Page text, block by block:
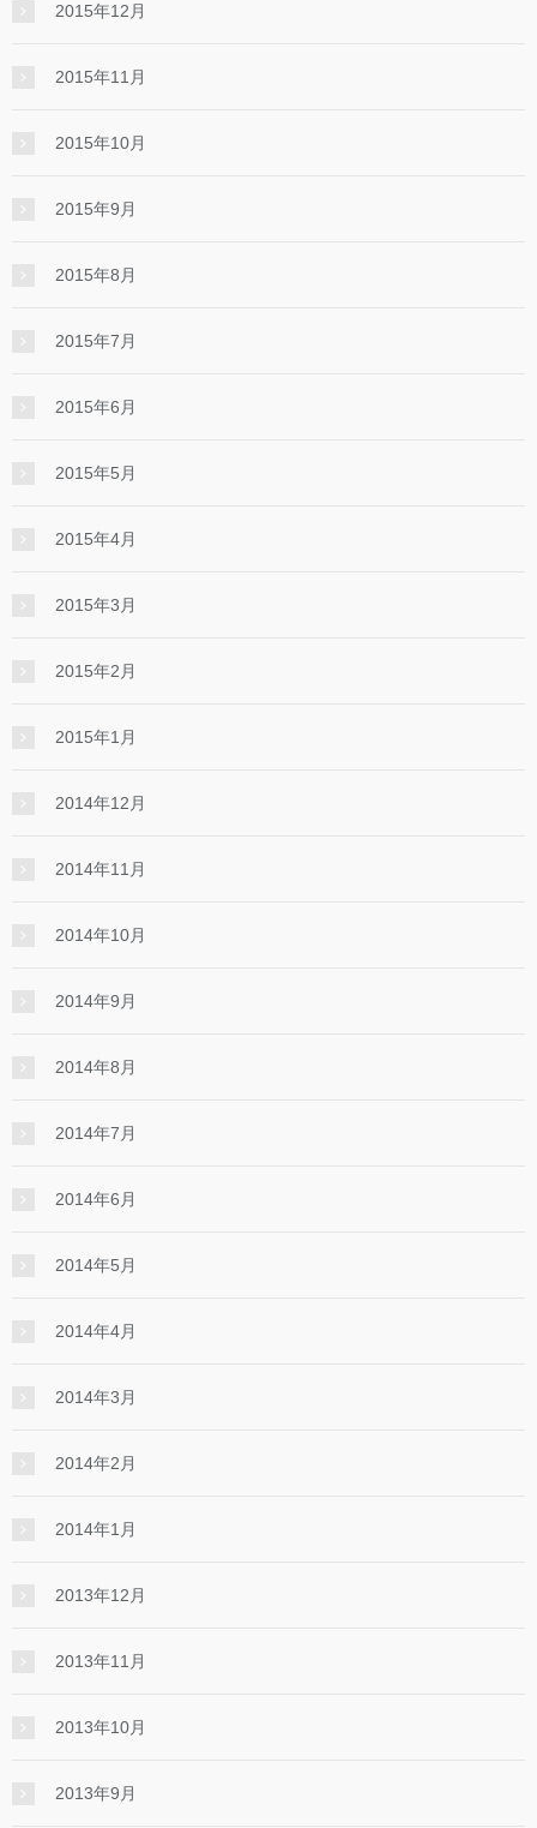
2015年12月
2015年11月
2015年10月
2015年9月
2015年8月
2015年7月
2015年6月
2015年5月
2015年4月
2015年3月
2015年2月
2015年1月
2014年12月
2014年11月
2014年10月
2014年9月
2014年8月
2014年7月
2014年6月
2014年5月
2014年4月
2014年3月
2014年2月
2014年1月
2013年12月
2013年11月
2013年10月
2013年9月